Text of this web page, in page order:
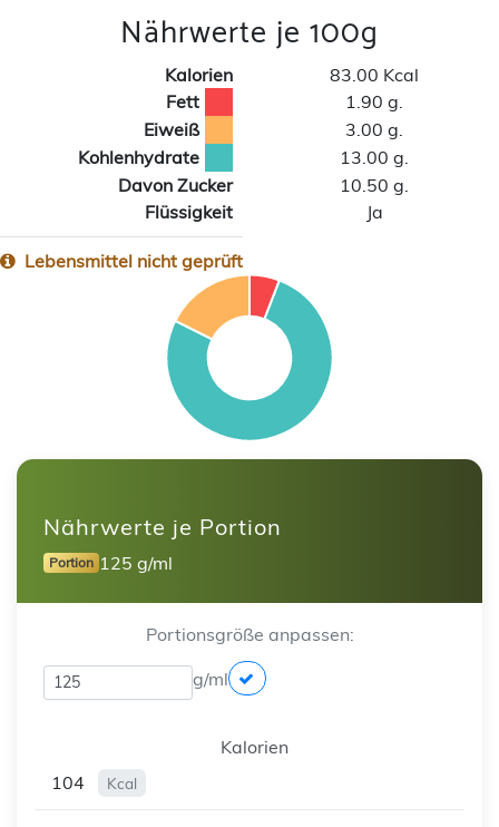
Nährwerte je 100g
Kalorien
83.00 Kcal
Fett
1.90 g.
Eiweiß
3.00 g.
Kohlenhydrate
13.00 g.
Davon Zucker
10.50 g.
Flüssigkeit
Ja
Lebensmittel nicht geprüft
Nährwerte je Portion
Portion 125 g/ml
Portionsgröße anpassen:
g/ml
Kalorien
104
Kcal